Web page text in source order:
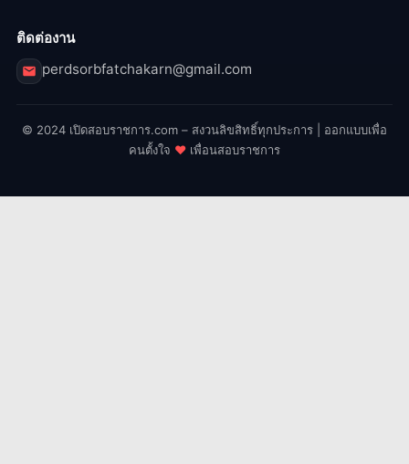
ติดต่องาน
perdsorbfatchakarn@gmail.com
© 2024 เปิดสอบราชการ.com – สงวนลิขสิทธิ์ทุกประการ | ออกแบบเพื่อ
คนตั้งใจ ♥ เพื่อนสอบราชการ